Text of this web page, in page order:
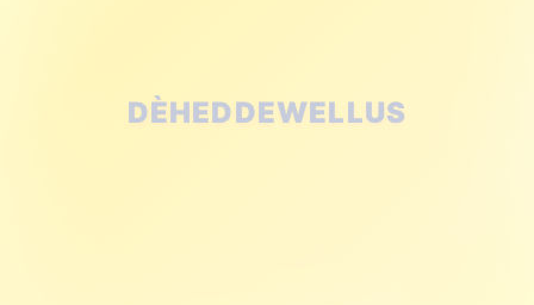
STICHTING KARNAVAL
BALLEFRUTTERSGAT